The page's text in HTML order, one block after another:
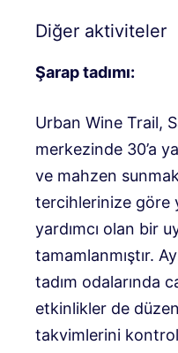
Diğer aktiviteler
Şarap tadımı:
Urban Wine Trail,
merkezinde 30’a
ve mahzen
tercihlerinize göre
yardımcı olan bir
tamamlanmıştır.
tadım odalarında
etkinlikler de
takvimlerini